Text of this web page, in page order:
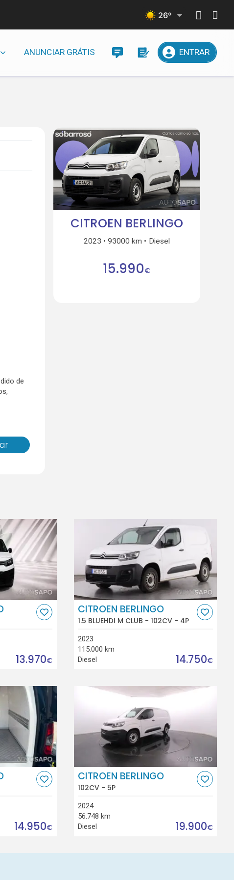
26º
ANUNCIAR GRÁTIS ENTRAR
de
CITROEN BERLINGO
2023 93000 km Diesel
15.990€
13.970€
CITROEN BERLINGO
1.5 BLUEHDI M CLUB - 102CV - 4P
2023
115.000 km
Diesel
14.750€
14.950€
CITROEN BERLINGO
102CV - 5P
2024
56.748 km
Diesel
19.900€